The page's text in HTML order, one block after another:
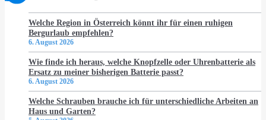
Welche Region in Österreich könnt ihr für einen ruhigen
Bergurlaub empfehlen?
6. August 2026
Wie finde ich heraus, welche Knopfzelle oder Uhrenbatterie als
Ersatz zu meiner bisherigen Batterie passt?
6. August 2026
Welche Schrauben brauche ich für unterschiedliche Arbeiten an
Haus und Garten?